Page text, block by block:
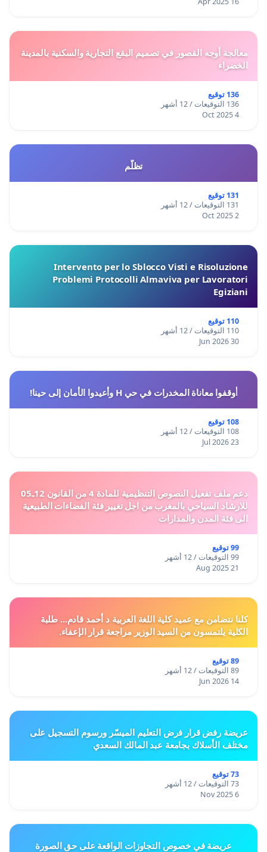
معالجة أوجه القصور في تصميم البقع التجارية والسكنية بالمدينة
الخضراء
136 توقيع
136 التوقيعات / 12 أشهر
4 Oct 2025
تظلّم
131 توقيع
131 التوقيعات / 12 أشهر
2 Oct 2025
Intervento per lo Sblocco Visti e Risoluzione
Problemi Protocolli Almaviva per Lavoratori
Egiziani
110 توقيع
110 التوقيعات / 12 أشهر
30 Jun 2026
أوقفوا معاناة المخدرات في حي H وأعيدوا الأمان إلى حينا!
108 توقيع
108 التوقيعات / 12 أشهر
23 Jul 2026
دعم ملف تفعيل النصوص التنظيمية للمادة 4 من القانون 12ـ05
للارشاد السياحي بالمغرب من اجل تغيير فئة الفضاءات الطبيعية
الى فئة المدن والمدارات
99 توقيع
99 التوقيعات / 12 أشهر
21 Aug 2025
كلنا نتضامن مع عميد كلية اللغة العربية د أحمد قادم... طلبة
الكلية يلتمسون من السيد الوزير مراجعة قرار الإعفاء.
89 توقيع
89 التوقيعات / 12 أشهر
14 Jun 2026
عريضة رفض قرار فرض التعليم الميسّر ورسوم التسجيل على
مختلف الأسلاك بجامعة عبد المالك السعدي
73 توقيع
73 التوقيعات / 12 أشهر
6 Nov 2025
عريضة في خصوص التجاوزات الواقعة على حق الصورة